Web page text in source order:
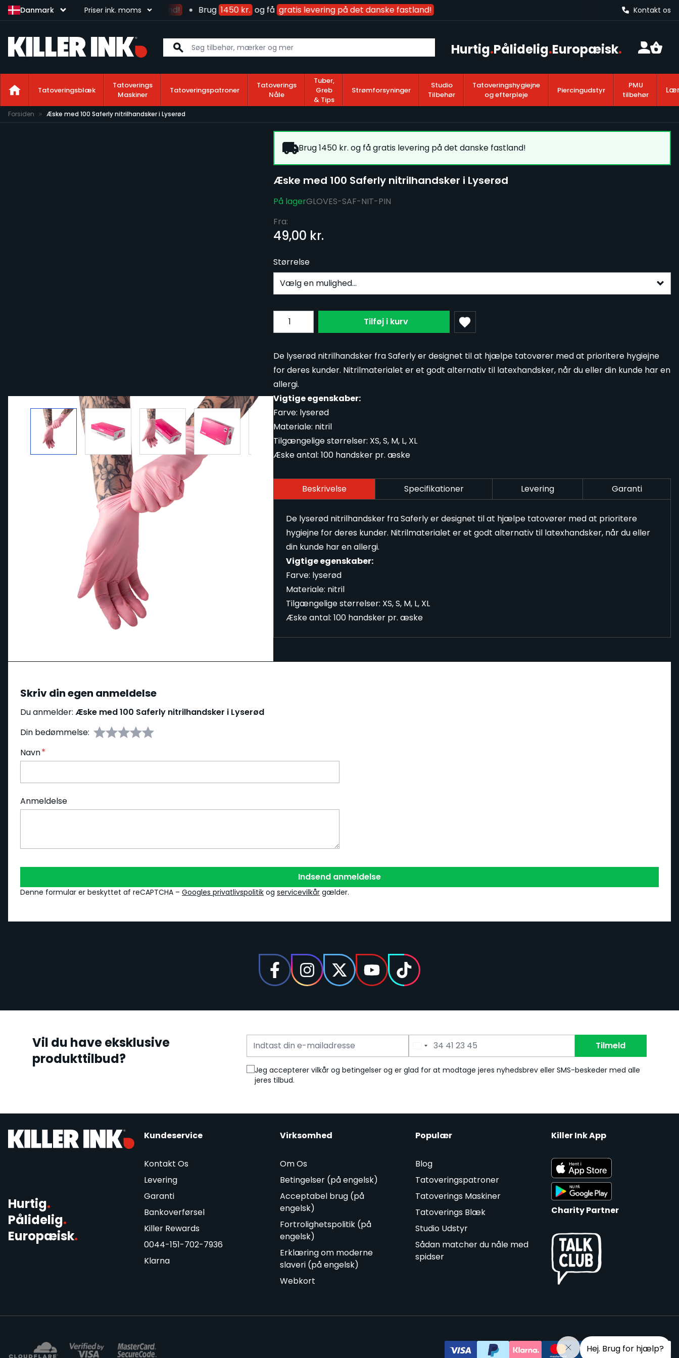
Danmark Priser ink. moms
fågratis levering på det danske fastland! Brug1450 kr.og fågratis levering på det danske fastland! Kontakt os
Hurtig.Pålidelig.Europæisk.
Tatoveringsblæk
Tatoverings
Maskiner
Tatoveringspatroner
Tatoverings
Nåle
Tuber,
Greb
& Tips
Strømforsyninger
Studio
Tilbehør
Tatoveringshygiejne
og efterpleje
Piercingudstyr
PMU
tilbehør
Skip to Content
Forsiden Æske med 100 Saferly nitrilhandsker i Lyserød
View larger imageView larger imageView larger imageView larger imageView larger imageView larger image
Brug 1450 kr. og få gratis levering på det danske fastland!
Æske med 100 Saferly nitrilhandsker i Lyserød
På lagerGLOVES-SAF-NIT-PIN
Fra:
49,00 kr.
Størrelse
Subscribe to back in stock notification configurable form
Antal Tilføj i kurv
De lyserød nitrilhandsker fra Saferly er designet til at hjælpe tatovører med at prioritere hygiejne
for deres kunder. Nitrilmaterialet er et godt alternativ til latexhandsker, når du eller din kunde har en
allergi.
Vigtige egenskaber:
Farve: lyserød
Materiale: nitril
Tilgængelige størrelser: XS, S, M, L, XL
Æske antal: 100 handsker pr. æske
Beskrivelse Specifikationer Levering Garanti
De lyserød nitrilhandsker fra Saferly er designet til at hjælpe tatovører med at prioritere
hygiejne for deres kunder. Nitrilmaterialet er et godt alternativ til latexhandsker, når du eller
din kunde har en allergi.
Vigtige egenskaber:
Farve: lyserød
Materiale: nitril
Tilgængelige størrelser: XS, S, M, L, XL
Æske antal: 100 handsker pr. æske
Skriv din egen anmeldelse
Du anmelder: Æske med 100 Saferly nitrilhandsker i Lyserød
Din bedømmelse:
Navn
Anmeldelse
Indsend anmeldelse
Denne formular er beskyttet af reCAPTCHA – Googles privatlivspolitik og servicevilkår gælder.
Hej. Brug for hjælp?
Vil du have eksklusive
produkttilbud?
E-mailadresse
Telefonnummer Tilmeld
Jeg accepterer vilkår og betingelser og er glad for at modtage jeres nyhedsbrev eller SMS-beskeder med alle
jeres tilbud.
Hurtig.
Pålidelig.
Europæisk.
Kundeservice
Kontakt Os
Levering
Garanti
Bankoverførsel
Killer Rewards
0044-151-702-7936
Klarna
Virksomhed
Om Os
Betingelser (på engelsk)
Acceptabel brug (på
engelsk)
Fortrolighetspolitik (på
engelsk)
Erklæring om moderne
slaveri (på engelsk)
Webkort
Populær
Blog
Tatoveringspatroner
Tatoverings Maskiner
Tatoverings Blæk
Studio Udstyr
Sådan matcher du nåle med
spidser
Killer Ink App
Charity Partner